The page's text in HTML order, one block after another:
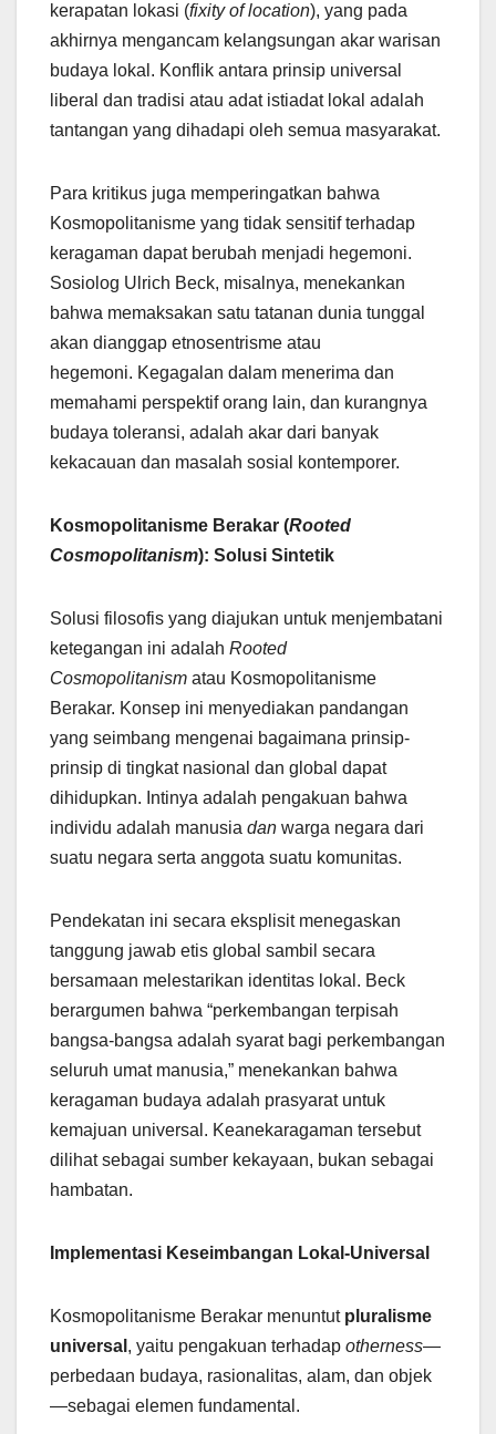
kerapatan lokasi (fixity of location), yang pada
akhirnya mengancam kelangsungan akar warisan
budaya lokal. Konflik antara prinsip universal
liberal dan tradisi atau adat istiadat lokal adalah
tantangan yang dihadapi oleh semua masyarakat.
Para kritikus juga memperingatkan bahwa
Kosmopolitanisme yang tidak sensitif terhadap
keragaman dapat berubah menjadi hegemoni.
Sosiolog Ulrich Beck, misalnya, menekankan
bahwa memaksakan satu tatanan dunia tunggal
akan dianggap etnosentrisme atau
hegemoni. Kegagalan dalam menerima dan
memahami perspektif orang lain, dan kurangnya
budaya toleransi, adalah akar dari banyak
kekacauan dan masalah sosial kontemporer.
Kosmopolitanisme Berakar (Rooted
Cosmopolitanism): Solusi Sintetik
Solusi filosofis yang diajukan untuk menjembatani
ketegangan ini adalah Rooted
Cosmopolitanism atau Kosmopolitanisme
Berakar. Konsep ini menyediakan pandangan
yang seimbang mengenai bagaimana prinsip-
prinsip di tingkat nasional dan global dapat
dihidupkan. Intinya adalah pengakuan bahwa
individu adalah manusia dan warga negara dari
suatu negara serta anggota suatu komunitas.
Pendekatan ini secara eksplisit menegaskan
tanggung jawab etis global sambil secara
bersamaan melestarikan identitas lokal. Beck
berargumen bahwa “perkembangan terpisah
bangsa-bangsa adalah syarat bagi perkembangan
seluruh umat manusia,” menekankan bahwa
keragaman budaya adalah prasyarat untuk
kemajuan universal. Keanekaragaman tersebut
dilihat sebagai sumber kekayaan, bukan sebagai
hambatan.
Implementasi Keseimbangan Lokal-Universal
Kosmopolitanisme Berakar menuntut pluralisme
universal , yaitu pengakuan terhadap otherness—
perbedaan budaya, rasionalitas, alam, dan objek
—sebagai elemen fundamental.